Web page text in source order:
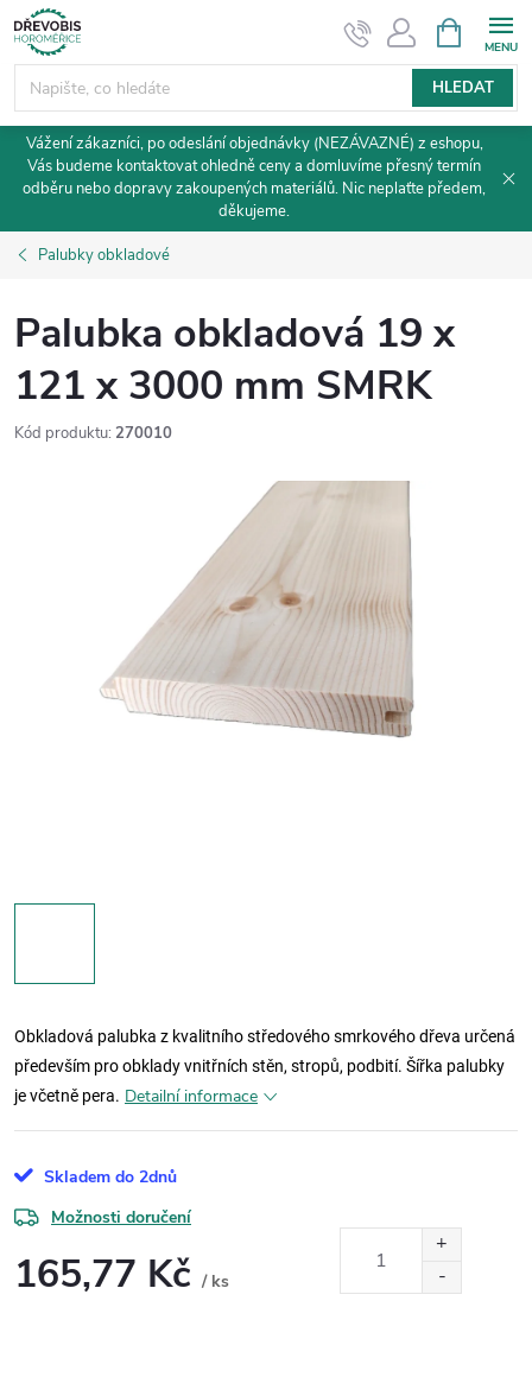
Přejít
na
obsah
HLEDAT
NÁKUPNÍ
KOŠÍK
Vážení zákazníci, po odeslání objednávky (NEZÁVAZNÉ) z eshopu,
Vás budeme kontaktovat ohledně ceny a domluvíme přesný termín
odběru nebo dopravy zakoupených materiálů. Nic neplaťte předem,
děkujeme.
Palubky obkladové
Palubka obkladová 19 x
121 x 3000 mm SMRK
Kód produktu: 270010
Obkladová palubka z kvalitního středového smrkového dřeva určená
především pro obklady vnitřních stěn, stropů, podbití. Šířka palubky
je včetně pera. Detailní informace
Skladem do 2dnů
Možnosti doručení
165,77 Kč / ks